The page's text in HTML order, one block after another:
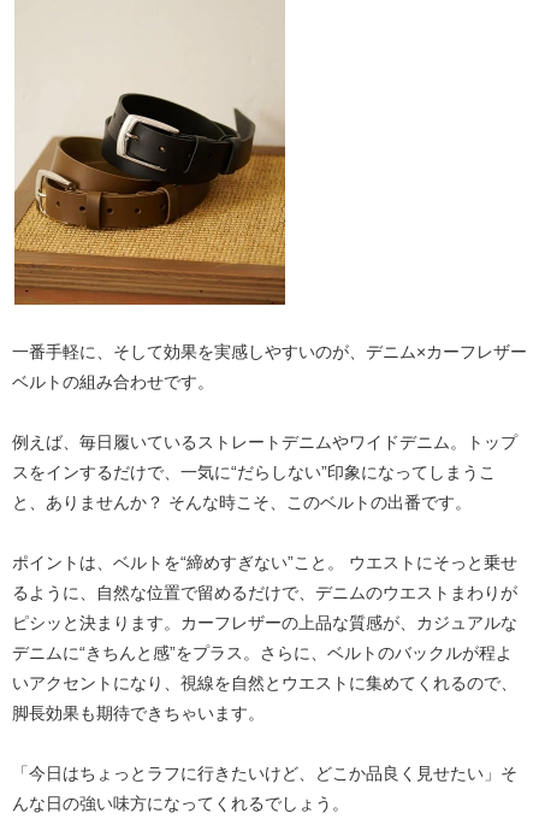
一番手軽に、そして効果を実感しやすいのが、 デニム×カーフレザー
ベルトの組み合わせです。
例えば、毎日履いているストレートデニムやワイドデニム。トップ
スをインするだけで、一気に“だらしない”印象になってしまうこ
と、ありませんか？ そんな時こそ、このベルトの出番です。
ポイントは、ベルトを“締めすぎない”こと。
ウエストにそっと乗せ
るように、自然な位置で留めるだけで、デニムのウエストまわりが
ピシッと決まります。カーフレザーの上品な質感が、カジュアルな
デニムに“きちんと感”をプラス。さらに、ベルトのバックルが程よ
いアクセントになり、視線を自然とウエストに集めてくれるので、
脚長効果も期待できちゃいます。
「今日はちょっとラフに行きたいけど、どこか品良く見せたい」そ
んな日の強い味方になってくれるでしょう。